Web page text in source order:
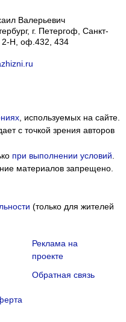
Валерьевич
г. Петергоф Санкт-
2-Н, оф.432, 434
, используемых на сайте.
с точкой зрения авторов
при выполнении условий
материалов запрещено.
(только для жителей
Реклама на
проекте
Обратная связь